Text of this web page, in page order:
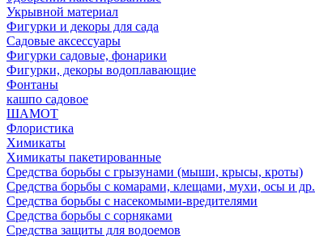
Укрывной материал
Фигурки и декоры для сада
Садовые аксессуары
Фигурки садовые, фонарики
Фигурки, декоры водоплавающие
Фонтаны
кашпо садовое
ШАМОТ
Флористика
Химикаты
Химикаты пакетированные
Средства борьбы с грызунами (мыши, крысы, кроты)
Средства борьбы с комарами, клещами, мухи, осы и др.
Средства борьбы с насекомыми-вредителями
Средства борьбы с сорняками
Средства защиты для водоемов